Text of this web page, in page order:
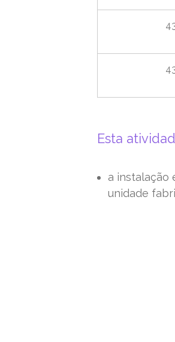
Esta
a instalação
unidade